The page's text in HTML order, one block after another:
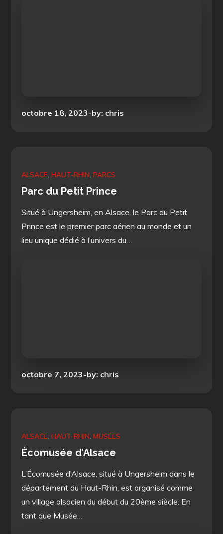
Posted
octobre 18, 2023 by: chris
ALSACE HAUT-RHIN PARCS
Parc du Petit Prince
Situé à Ungersheim, en Alsace, le Parc du Petit
Prince est le premier parc aérien au monde et un
lieu unique dédié à l’univers du…
Posted
octobre 7, 2023 by: chris
ALSACE HAUT-RHIN MUSÉES
Écomusée d’Alsace
L’Écomusée d’Alsace, situé à Ungersheim dans le
département du Haut-Rhin, est organisé comme
un village alsacien du début du 20ème siècle. En
tant que Musée…